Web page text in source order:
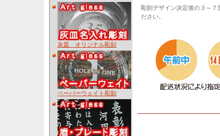
灰皿 オリジナル彫刻
ペーパーウェイト彫刻
彫刻デザイン決定後の３～
ださい。